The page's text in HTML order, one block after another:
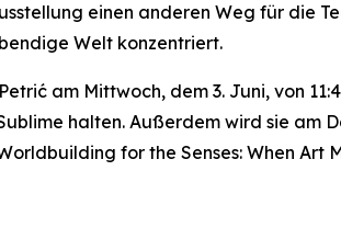
einen anderen Weg für die
Welt konzentriert.
am Mittwoch, dem 3. Juni, von
halten. Außerdem wird sie am
for the Senses: When Art